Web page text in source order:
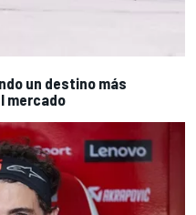
un destino más
mercado